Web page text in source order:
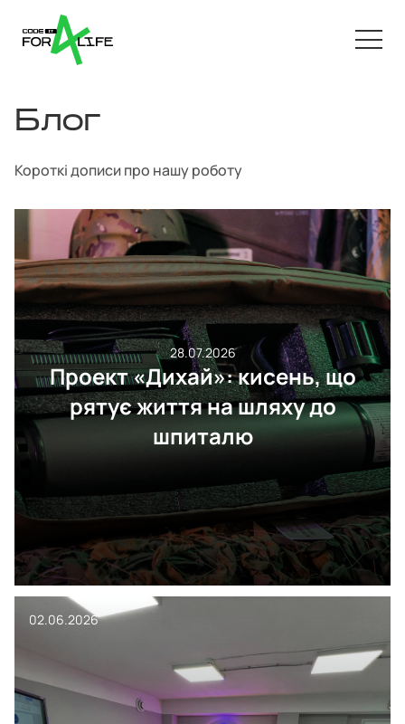
Блог
Короткі дописи про нашу роботу
28.07.2026
Проект «Дихай»: кисень, що
рятує життя на шляху до
шпиталю
02.06.2026